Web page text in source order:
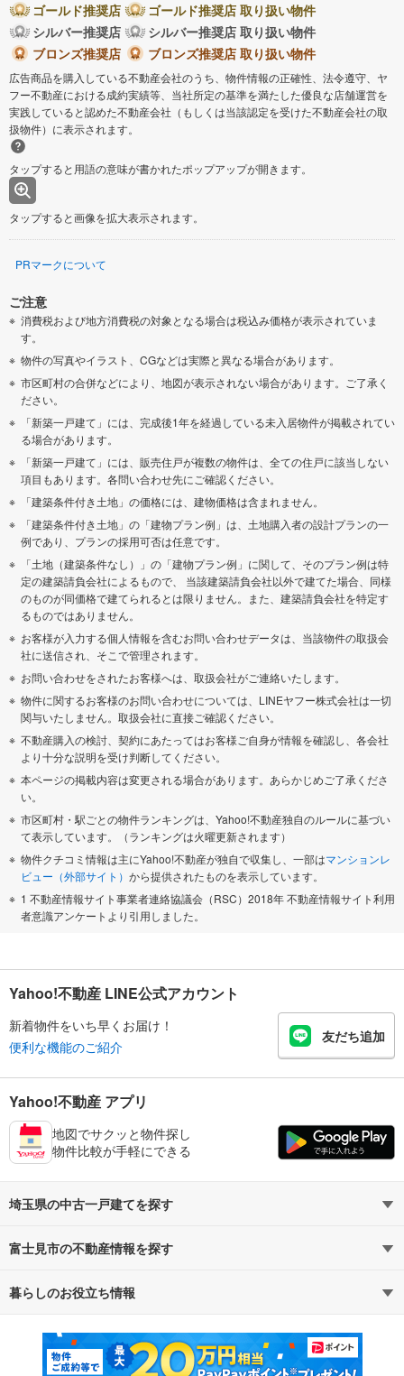
ゴールド推奨店
ゴールド推奨店 取り扱い物件
シルバー推奨店
シルバー推奨店 取り扱い物件
ブロンズ推奨店
ブロンズ推奨店 取り扱い物件
広告商品を購入している不動産会社のうち、物件情報の正確性、法令遵守、ヤ
フー不動産における成約実績等、当社所定の基準を満たした優良な店舗運営を
実践していると認めた不動産会社（もしくは当該認定を受けた不動産会社の取
扱物件）に表示されます。
タップすると用語の意味が書かれたポップアップが開きます。
タップすると画像を拡大表示されます。
PRマークについて
ご注意
消費税および地方消費税の対象となる場合は税込み価格が表示されていま
す。
物件の写真やイラスト、CGなどは実際と異なる場合があります。
市区町村の合併などにより、地図が表示されない場合があります。ご了承く
ださい。
「新築一戸建て」には、完成後1年を経過している未入居物件が掲載されてい
る場合があります。
「新築一戸建て」には、販売住戸が複数の物件は、全ての住戸に該当しない
項目もあります。各問い合わせ先にご確認ください。
「建築条件付き土地」の価格には、建物価格は含まれません。
「建築条件付き土地」の「建物プラン例」は、土地購入者の設計プランの一
例であり、プランの採用可否は任意です。
「土地（建築条件なし）」の「建物プラン例」に関して、そのプラン例は特
定の建築請負会社によるもので、 当該建築請負会社以外で建てた場合、同様
のものが同価格で建てられるとは限りません。また、建築請負会社を特定す
るものではありません。
お客様が入力する個人情報を含むお問い合わせデータは、当該物件の取扱会
社に送信され、そこで管理されます。
お問い合わせをされたお客様へは、取扱会社がご連絡いたします。
物件に関するお客様のお問い合わせについては、LINEヤフー株式会社は一切
関与いたしません。取扱会社に直接ご確認ください。
不動産購入の検討、契約にあたってはお客様ご自身が情報を確認し、各会社
より十分な説明を受け判断してください。
本ページの掲載内容は変更される場合があります。あらかじめご了承くださ
い。
市区町村・駅ごとの物件ランキングは、Yahoo!不動産独自のルールに基づい
て表示しています。（ランキングは火曜更新されます）
物件クチコミ情報は主にYahoo!不動産が独自で収集し、一部はマンションレ
ビュー（外部サイト） から提供されたものを表示しています。
1 不動産情報サイト事業者連絡協議会（RSC）2018年 不動産情報サイト利用
者意識アンケートより引用しました。
Yahoo!不動産 LINE公式アカウント
新着物件をいち早くお届け！
便利な機能のご紹介
友だち追加
Yahoo!不動産 アプリ
地図でサクッと物件探し
物件比較が手軽にできる
埼玉県の中古一戸建てを探す
路線・駅から探す
通勤・通学時間から探す
富士見市の不動産情報を探す
不動産・住宅
新築マンション 中古マンション
暮らしのお役立ち情報
マンションカタログ 教えて！住まいの先生